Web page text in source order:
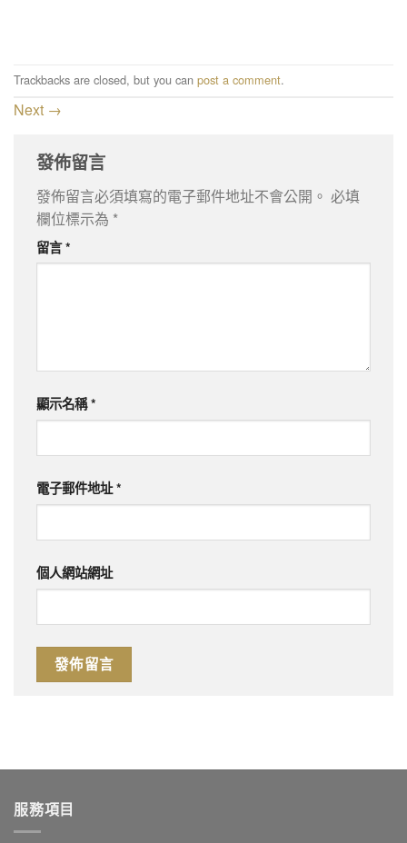
Trackbacks are closed, but you can post a comment.
Next →
發佈留言
發佈留言必須填寫的電子郵件地址不會公開。 必填
欄位標示為 *
留言*
顯示名稱*
電子郵件地址*
個人網站網址
服務項目